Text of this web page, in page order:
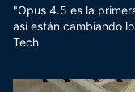
"Opus 4.5 es la
así están cambiando
Tech